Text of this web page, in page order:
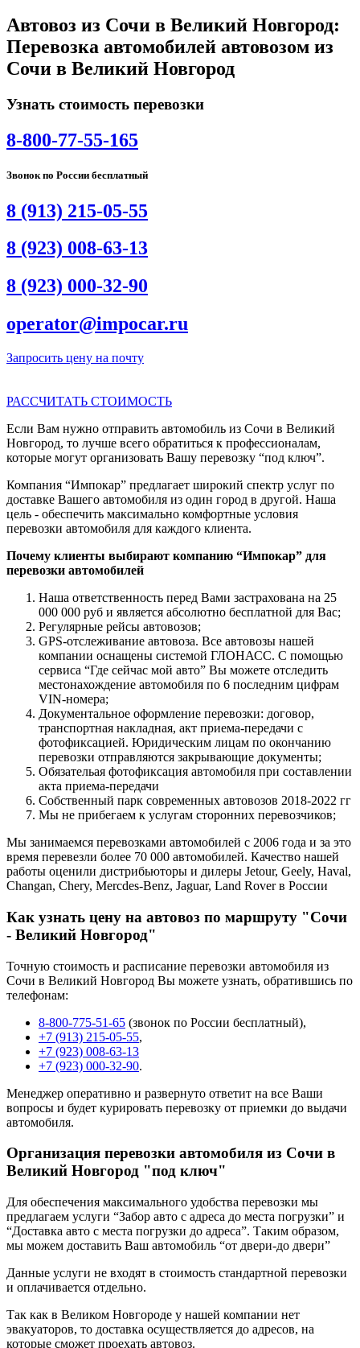
Автовоз из Сочи в Великий Новгород:
Перевозка автомобилей автовозом из
Сочи в Великий Новгород
Узнать стоимость перевозки
8-800-77-55-165
Звонок по России бесплатный
8 (913) 215-05-55
8 (923) 008-63-13
8 (923) 000-32-90
operator@impocar.ru
Запросить цену на почту
РАССЧИТАТЬ СТОИМОСТЬ
Если Вам нужно отправить автомобиль из Сочи в Великий
Новгород, то лучше всего обратиться к профессионалам,
которые могут организовать Вашу перевозку “под ключ”.
Компания “Импокар” предлагает широкий спектр услуг по
доставке Вашего автомобиля из один город в другой. Наша
цель - обеспечить максимально комфортные условия
перевозки автомобиля для каждого клиента.
Почему клиенты выбирают компанию “Импокар” для
перевозки автомобилей
Наша ответственность перед Вами застрахована на 25
000 000 руб и является абсолютно бесплатной для Вас;
Регулярные рейсы автовозов;
GPS-отслеживание автовоза. Все автовозы нашей
компании оснащены системой ГЛОНАСС. С помощью
сервиса “Где сейчас мой авто” Вы можете отследить
местонахождение автомобиля по 6 последним цифрам
VIN-номера;
Документальное оформление перевозки: договор,
транспортная накладная, акт приема-передачи с
фотофиксацией. Юридическим лицам по окончанию
перевозки отправляются закрывающие документы;
Обязательая фотофиксация автомобиля при составлении
акта приема-передачи
Собственный парк современных автовозов 2018-2022 гг
Мы не прибегаем к услугам сторонних перевозчиков;
Мы занимаемся перевозками автомобилей с 2006 года и за это
время перевезли более 70 000 автомобилей. Качество нашей
работы оценили дистрибьюторы и дилеры Jetour, Geely, Haval,
Changan, Chery, Mercdes-Benz, Jaguar, Land Rover в России
Как узнать цену на автовоз по маршруту "Сочи
- Великий Новгород"
Точную стоимость и расписание перевозки автомобиля из
Сочи в Великий Новгород Вы можете узнать, обратившись по
телефонам:
8-800-775-51-65 (звонок по России бесплатный),
+7 (913) 215-05-55,
+7 (923) 008-63-13
+7 (923) 000-32-90.
Менеджер оперативно и развернуто ответит на все Ваши
вопросы и будет курировать перевозку от приемки до выдачи
автомобиля.
Организация перевозки автомобиля из Сочи в
Великий Новгород "под ключ"
Для обеспечения максимального удобства перевозки мы
предлагаем услуги “Забор авто с адреса до места погрузки” и
“Доставка авто с места погрузки до адреса”. Таким образом,
мы можем доставить Ваш автомобиль “от двери-до двери”
Данные услуги не входят в стоимость стандартной перевозки
и оплачивается отдельно.
Так как в Великом Новгороде у нашей компании нет
эвакуаторов, то доставка осуществляется до адресов, на
которые сможет проехать автовоз.